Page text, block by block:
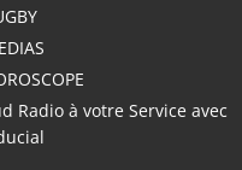
Radio à votre Service avec